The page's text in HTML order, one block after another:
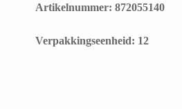
Artikelnummer: 872055140
​Verpakkingseenheid: 12